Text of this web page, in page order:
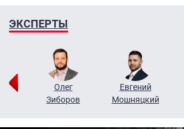
ЭКСПЕРТЫ
Олег
Зиборов
Евгений
Мошняцкий